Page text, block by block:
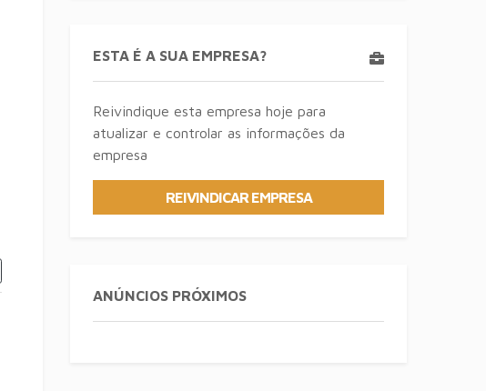
ESTA É A SUA EMPRESA?
Reivindique esta empresa hoje para
atualizar e controlar as informações da
empresa
REIVINDICAR EMPRESA
ANÚNCIOS PRÓXIMOS